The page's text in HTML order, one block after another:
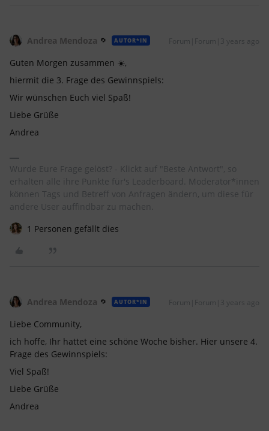
Andrea Mendoza AUTOR*IN Forum|Forum|3 years ago
Guten Morgen zusammen ☀️,
hiermit die 3. Frage des Gewinnspiels:
Wir wünschen Euch viel Spaß!
Liebe Grüße
Andrea
Wurde Eure Frage gelöst? - Klickt auf "Beste Antwort", so
erhalten alle ihre Punkte für's Leaderboard. Moderator*innen
können Tags und Betreff von Anfragen ändern, um diese für
andere User auffindbar zu machen.
1 Personen gefällt dies
Andrea Mendoza AUTOR*IN Forum|Forum|3 years ago
Liebe Community,
ich hoffe, Ihr hattet eine schöne Woche bisher. Hier unsere 4.
Frage des Gewinnspiels:
Viel Spaß!
Liebe Grüße
Andrea